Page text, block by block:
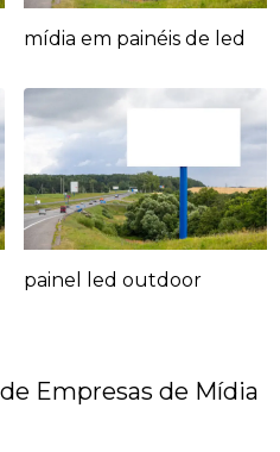
mídia em painéis de led
painel led outdoor
Empresas de Mídia